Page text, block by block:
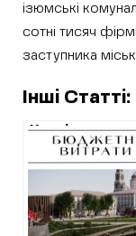
ізюмські
сотні тисяч
заступника
Інші Статті:
Харківська
міськрада за
мільйон
проєкт
реконструкції
Лопанської